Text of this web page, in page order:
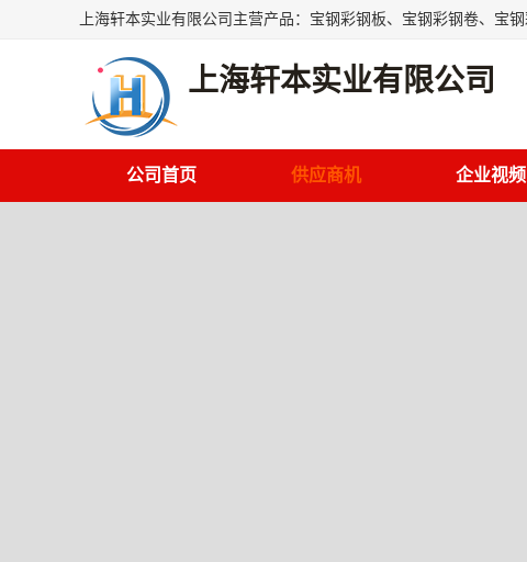
上海轩本实业有限公司
公司首页 供应商机 企业视频